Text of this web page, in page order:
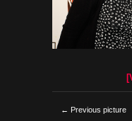
← Previous picture